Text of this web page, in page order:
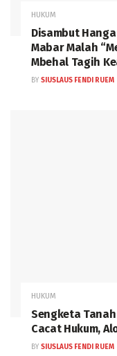
HUKUM
Disambut
Mabar Malah
Mbehal Tagih
BY SIUSLAUS FENDI RUEM
HUKUM
Sengketa
Cacat Hukum,
BY SIUSLAUS FENDI RUEM